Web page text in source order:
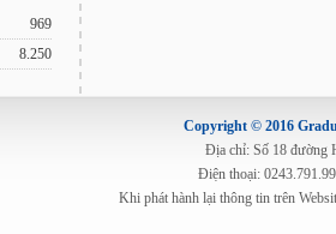
969
8.250
Copyright © 2016
Địa chỉ: Số 18 đường
Điện thoại:
Khi phát hành lại thông tin trên